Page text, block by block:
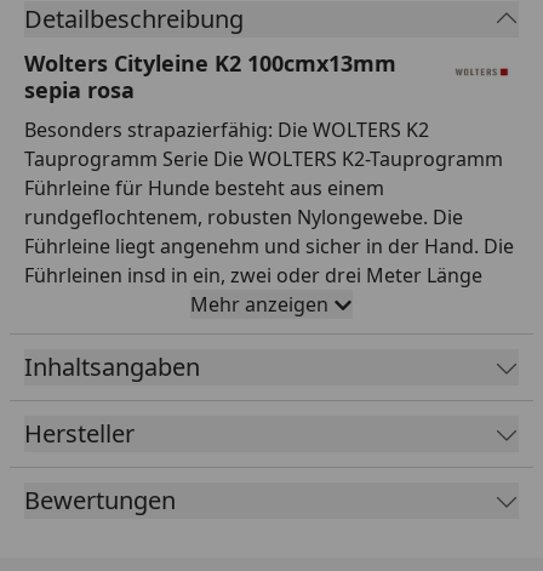
Detailbeschreibung
Wolters Cityleine K2 100cmx13mm
sepia rosa
Besonders strapazierfähig: Die WOLTERS K2
Tauprogramm Serie Die WOLTERS K2-Tauprogramm
Führleine für Hunde besteht aus einem
rundgeflochtenem, robusten Nylongewebe. Die
Führleine liegt angenehm und sicher in der Hand. Die
Führleinen insd in ein, zwei oder drei Meter Länge
erhältlich. Die Leine ist im Schonwaschgang im
Wäschesack waschbar, Metallbeschläge sollten
abgetrocknet werden, um eine Rostbildung zu
Mehr anzeigen
Inhaltsangaben
Hersteller
Bewertungen